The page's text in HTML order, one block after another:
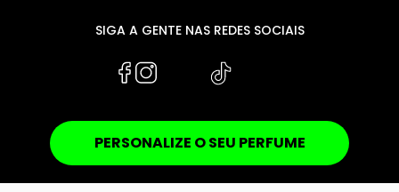
SIGA A GENTE NAS REDES SOCIAIS
PERSONALIZE O SEU PERFUME